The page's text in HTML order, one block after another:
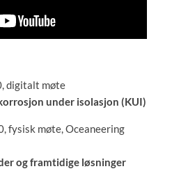
digitalt møte
under isolasjon (KUI)
fysisk møte, Oceaneering
og framtidige løsninger